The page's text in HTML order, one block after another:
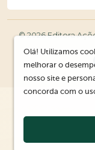
© 2026 Editora
Olá! Utilizamos
melhorar o
nosso site e
concorda com o